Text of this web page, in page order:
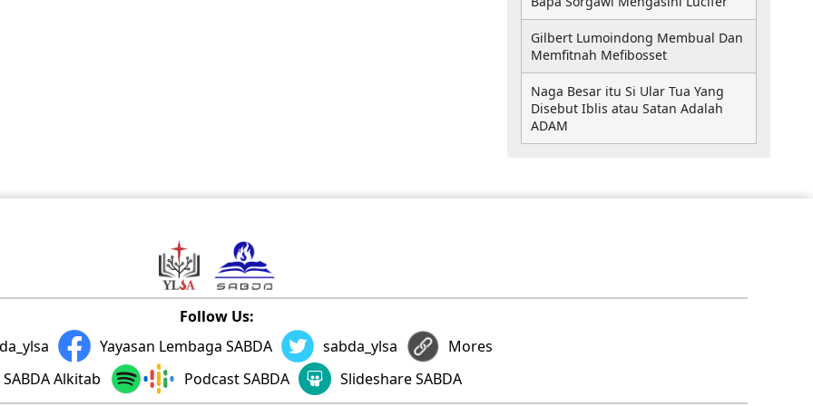
Gilbert Lumoindong Membual Dan
Memfitnah Mefibosset
Naga Besar itu Si Ular Tua Yang
Disebut Iblis atau Satan Adalah
ADAM
Follow Us:
Yayasan Lembaga SABDA sabda_ylsa
Mores
SABDA Alkitab
Podcast SABDA Slideshare SABDA